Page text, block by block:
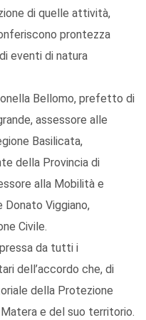
di quelle attività,
prontezza
eventi di natura
Bellomo, prefetto di
assessore alle
Basilicata,
della Provincia di
alla Mobilità e
Viggiano,
Civile.
da tutti i
dell’accordo che, di
della Protezione
e del suo territorio.